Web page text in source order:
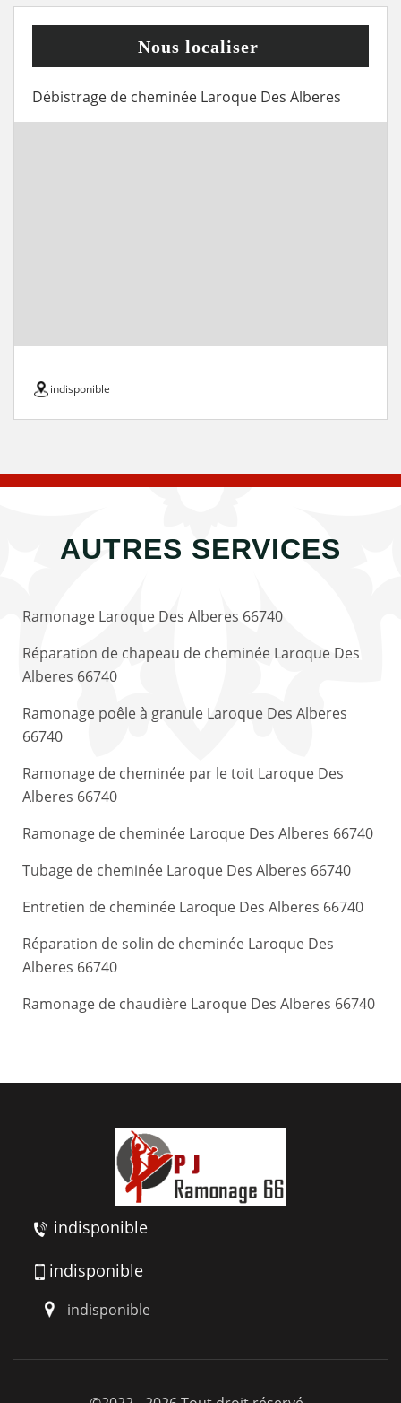
Nous localiser
Débistrage de cheminée Laroque Des Alberes
indisponible
AUTRES SERVICES
Ramonage Laroque Des Alberes 66740
Réparation de chapeau de cheminée Laroque Des
Alberes 66740
Ramonage poêle à granule Laroque Des Alberes
66740
Ramonage de cheminée par le toit Laroque Des
Alberes 66740
Ramonage de cheminée Laroque Des Alberes 66740
Tubage de cheminée Laroque Des Alberes 66740
Entretien de cheminée Laroque Des Alberes 66740
Réparation de solin de cheminée Laroque Des
Alberes 66740
Ramonage de chaudière Laroque Des Alberes 66740
indisponible
indisponible
indisponible